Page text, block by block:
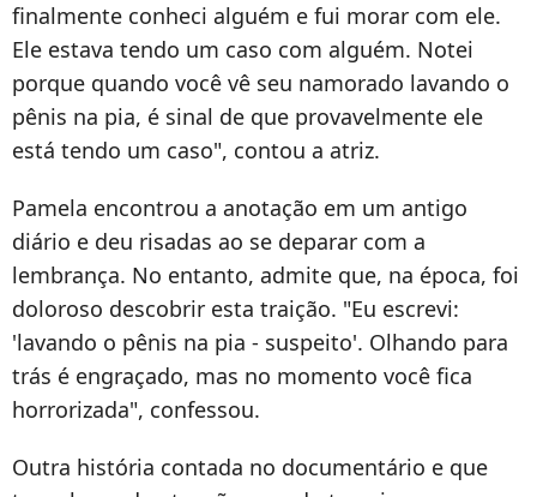
finalmente conheci alguém e fui morar com ele.
Ele estava tendo um caso com alguém. Notei
porque quando você vê seu namorado lavando o
pênis na pia, é sinal de que provavelmente ele
está tendo um caso", contou a atriz.
Pamela encontrou a anotação em um antigo
diário e deu risadas ao se deparar com a
lembrança. No entanto, admite que, na época, foi
doloroso descobrir esta traição. "Eu escrevi:
'lavando o pênis na pia - suspeito'. Olhando para
trás é engraçado, mas no momento você fica
horrorizada", confessou.
Outra história contada no documentário e que